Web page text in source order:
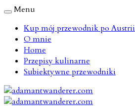
Menu
Kup mój przewodnik po Austrii
O mnie
Home
Przepisy kulinarne
Subiektywne przewodniki